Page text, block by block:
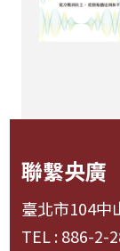
聯繫央廣
臺北市104中
TEL : 886-2-